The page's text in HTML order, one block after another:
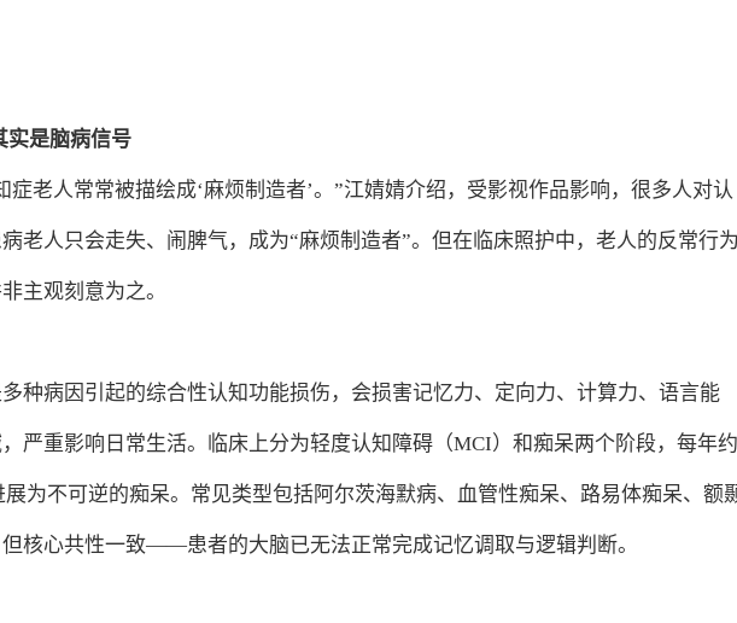
实是脑病信号
症老人常常被描绘成‘麻烦制造者’。”江婧婧介绍，受影视作品影响，很多人对认
老人只会走失、闹脾气，成为“麻烦制造者”。但在临床照护中，老人的反常行为
主观刻意为之。
种病因引起的综合性认知功能损伤，会损害记忆力、定向力、计算力、语言能
严重影响日常生活。临床上分为轻度认知障碍（MCI）和痴呆两个阶段，每年约
展为不可逆的痴呆。常见类型包括阿尔茨海默病、血管性痴呆、路易体痴呆、额
核心共性一致——患者的大脑已无法正常完成记忆调取与逻辑判断。